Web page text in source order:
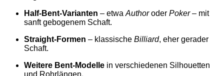
Half‑Bent‑Varianten – etwa Authoroder Poker– mit
sanft gebogenem Schaft.
Straight‑Formen – klassische Billiard, eher gerader
Schaft.
Weitere Bent‑Modelle in verschiedenen Silhouetten
und Rohrlängen.